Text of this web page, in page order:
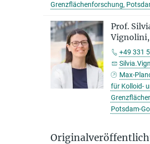
Grenzflächenforschung,
Prof.
Vignolini,
+49 331
Max-
für Kolloid-
Potsdam-